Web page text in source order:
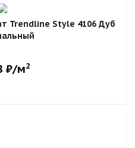
Trendline Style 4106 Дуб
₽/м2